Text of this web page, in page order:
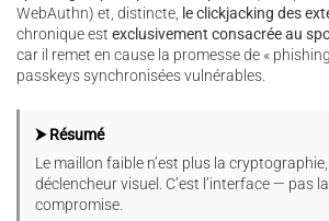
WebAuthn) et, distincte, le clickjacking des
chronique est exclusivement consacrée au
car il remet en cause la promesse de «
passkeys synchronisées vulnérables.
⮞ Résumé
Le maillon faible n’est plus la
déclencheur visuel. C’est l’interface — pas
compromise.